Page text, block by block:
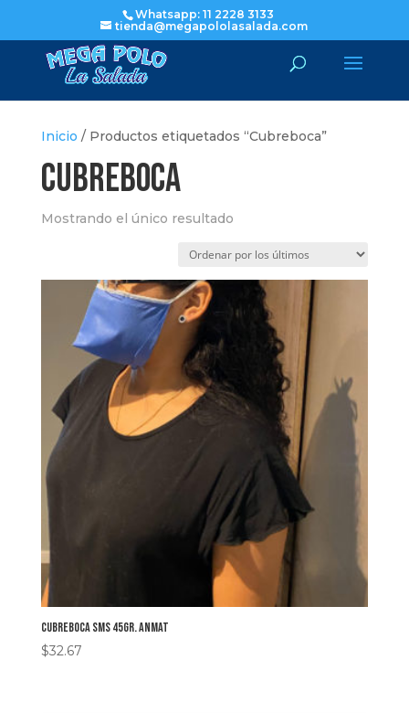
Whatsapp: 11 2228 3133
tienda@megapololasalada.com
Inicio / Productos etiquetados “Cubreboca”
Cubreboca
Mostrando el único resultado
Cubreboca SMS 45gr. ANMAT
$32.67